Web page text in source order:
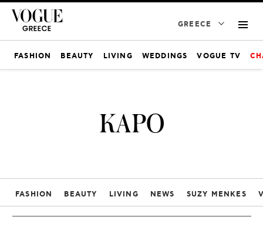
GREECE
FASHION BEAUTY LIVING WEDDINGS VOGUE TV
ΚΑΡΟ
FASHION BEAUTY LIVING NEWS SUZY MENKES